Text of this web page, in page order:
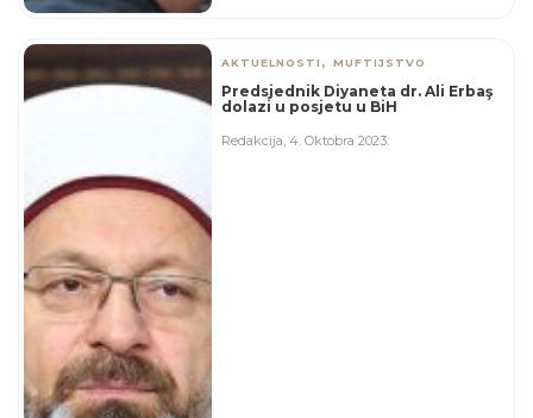
AKTUELNOSTI ,MUFTIJSTVO
Predsjednik Diyaneta dr. Ali Erbaş
dolazi u posjetu u BiH
Redakcija,4. Oktobra 2023.